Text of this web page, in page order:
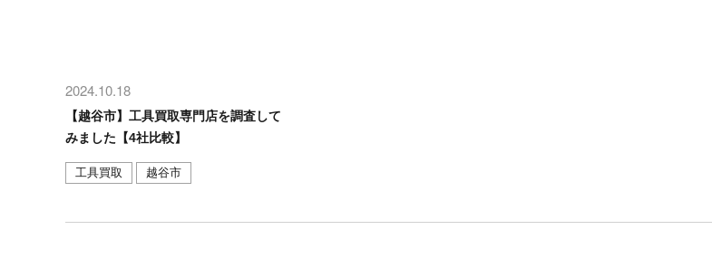
2024.10.18
【越谷市】工具買取専門店を調査して
みました【4社比較】
工具買取 越谷市